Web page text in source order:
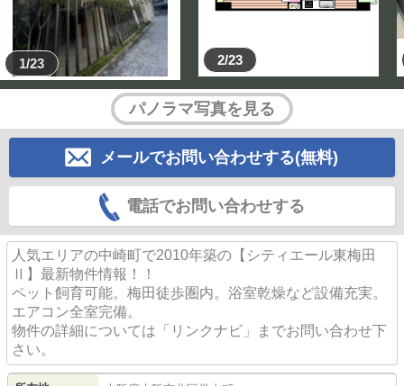
1/23 2/23
パノラマ写真を見る
メールでお問い合わせする(無料)
電話でお問い合わせする
人気エリアの中崎町で2010年築の【シティエール東梅田
Ⅱ】最新物件情報！！
ペット飼育可能。梅田徒歩圏内。浴室乾燥など設備充実。
エアコン全室完備。
物件の詳細については「リンクナビ」までお問い合わせ下
さい。